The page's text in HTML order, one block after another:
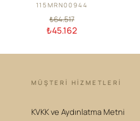
115MRN00944
₺64.517
₺45.162
MÜŞTERİ HİZMETLERİ
KVKK ve Aydınlatma Metni